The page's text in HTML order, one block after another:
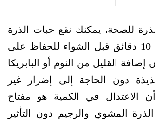
للصحة، يمكنك نقع حبات الذرة
في الماء لمدة 10 دقائق قبل الشواء للحفاظ على
إضافة القليل من الثوم أو البابريكا
دون الحاجة إلى إضرار غير
الاعتدال في الكمية هو مفتاح
المشوي والرجيم دون التأثير